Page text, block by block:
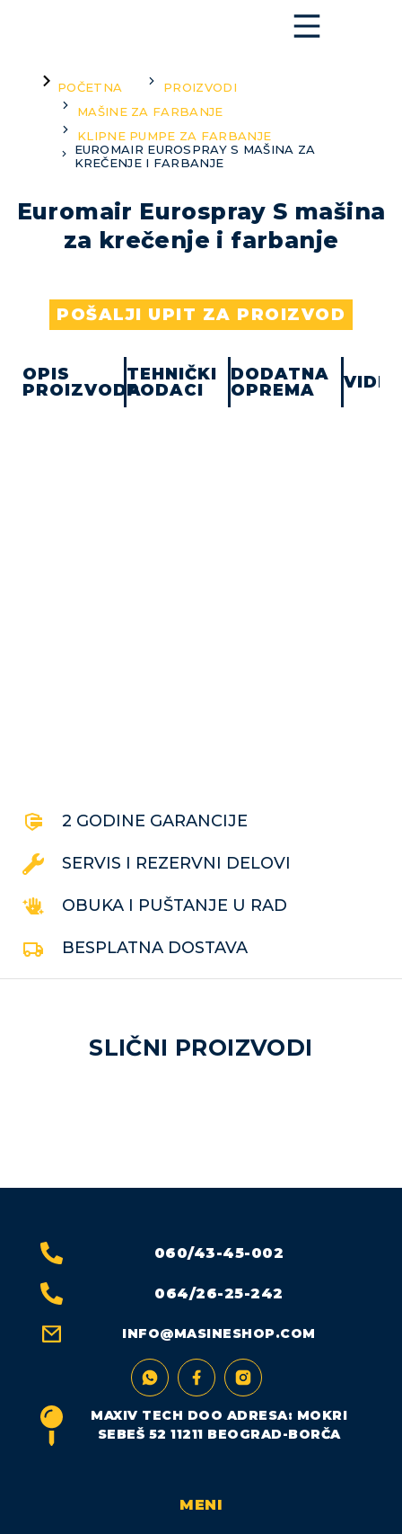
You are here:
POČETNA
PROIZVODI
MAŠINE ZA FARBANJE
KLIPNE PUMPE ZA FARBANJE
EUROMAIR EUROSPRAY S MAŠINA ZA
KREČENJE I FARBANJE
Euromair Eurospray S mašina
za krečenje i farbanje
POŠALJI UPIT ZA PROIZVOD
OPIS
PROIZVODA
TEHNIČKI
PODACI
DODATNA
OPREMA
2 GODINE GARANCIJE
SERVIS I REZERVNI DELOVI
OBUKA I PUŠTANJE U RAD
BESPLATNA DOSTAVA
SLIČNI PROIZVODI
060/43-45-002
064/26-25-242
INFO@MASINESHOP.COM
MAXIV TECH DOO ADRESA: MOKRI
SEBEŠ 52 11211 BEOGRAD-BORČA
MENI